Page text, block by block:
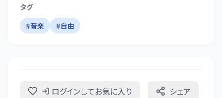
タグ
#音楽 #自由
ログインしてお気に入り シェア